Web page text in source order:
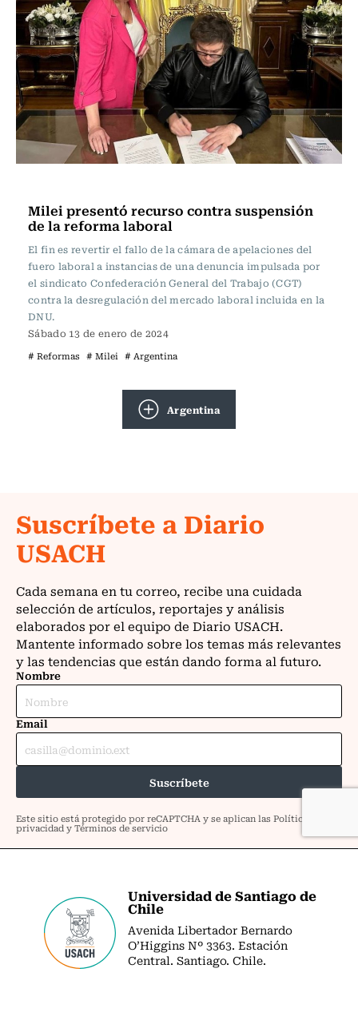
Milei presentó recurso contra suspensión
de la reforma laboral
El fin es revertir el fallo de la cámara de apelaciones del
fuero laboral a instancias de una denuncia impulsada por
el sindicato Confederación General del Trabajo (CGT)
contra la desregulación del mercado laboral incluida en la
DNU.
Sábado 13 de enero de 2024
# Reformas # Milei # Argentina
Argentina
Universidad de Santiago de
Chile
Avenida Libertador Bernardo
O’Higgins Nº 3363. Estación
Central. Santiago. Chile.